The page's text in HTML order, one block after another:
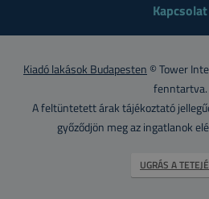
Kapcsolat
Kiadó lakások Budapesten © Tower
fenntartva.
A feltüntetett árak tájékoztató
győződjön meg az ingatlanok
UGRÁS A